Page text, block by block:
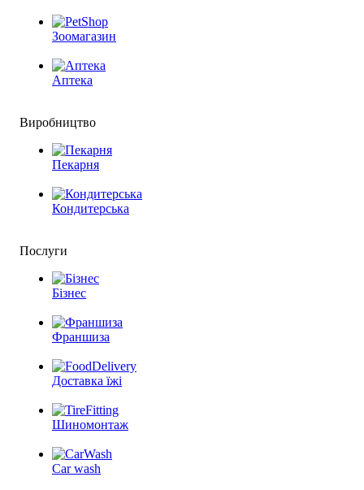
Зоомагазин
Аптека
Виробництво
Пекарня
Кондитерська
Послуги
Бізнес
Франшиза
Доставка їжі
Шиномонтаж
Car wash